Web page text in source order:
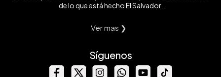
de lo que está hecho El Salvador.
Ver mas ❯
Síguenos